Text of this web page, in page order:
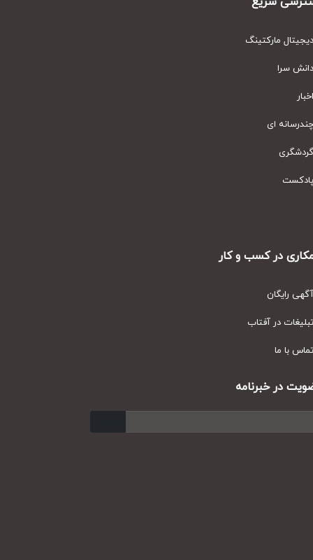
مارکتینگ
سرا
ای
در کسب و کار
رایگان
در آفتاب
با ما
در خبرنامه